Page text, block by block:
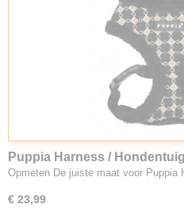
Puppia Harness /
Opmeten De juiste maat voor Puppia
€ 23,99